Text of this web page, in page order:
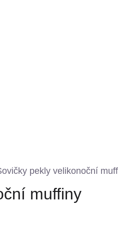
pekly velikonoční
muffiny